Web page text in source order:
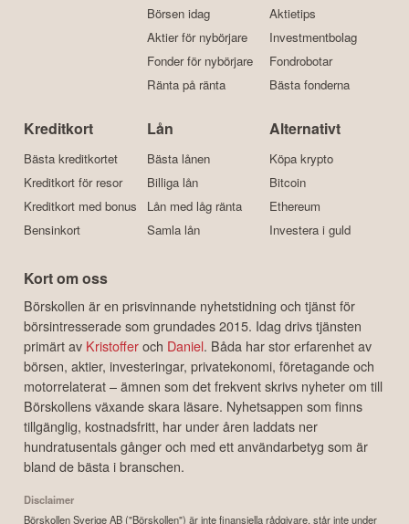
Börsen idag
Aktier för nybörjare
Fonder för nybörjare
Ränta på ränta
Aktietips
Investmentbolag
Fondrobotar
Bästa fonderna
Kreditkort
Bästa kreditkortet
Kreditkort för resor
Kreditkort med bonus
Bensinkort
Lån
Bästa lånen
Billiga lån
Lån med låg ränta
Samla lån
Alternativt
Köpa krypto
Bitcoin
Ethereum
Investera i guld
Kort om oss
Börskollen är en prisvinnande nyhetstidning och tjänst för
börsintresserade som grundades 2015. Idag drivs tjänsten
primärt av Kristofferoch Daniel. Båda har stor erfarenhet av
börsen, aktier, investeringar, privatekonomi, företagande och
motorrelaterat – ämnen som det frekvent skrivs nyheter om till
Börskollens växande skara läsare. Nyhetsappen som finns
tillgänglig, kostnadsfritt, har under åren laddats ner
hundratusentals gånger och med ett användarbetyg som är
bland de bästa i branschen.
Disclaimer
Börskollen Sverige AB ("Börskollen") är inte finansiella rådgivare, står inte under